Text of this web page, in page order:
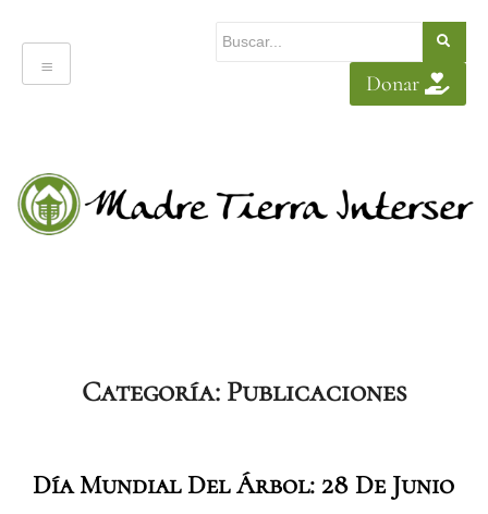
Donar
Categoría: Publicaciones
Día Mundial Del Árbol: 28 De Junio